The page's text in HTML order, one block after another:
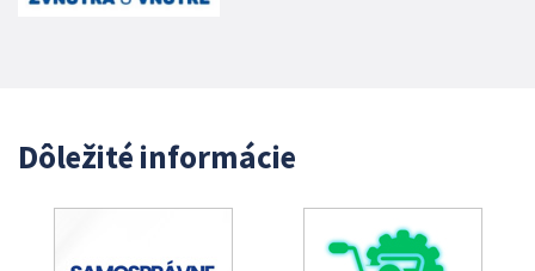
Dôležité informácie